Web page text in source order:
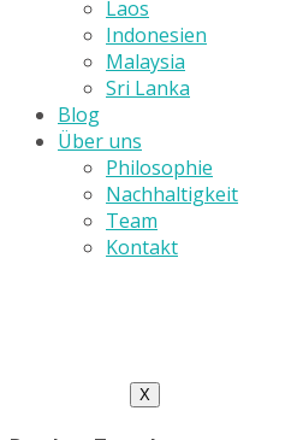
Laos
Indonesien
Malaysia
Sri Lanka
Blog
Über uns
Philosophie
Nachhaltigkeit
Team
Kontakt
X